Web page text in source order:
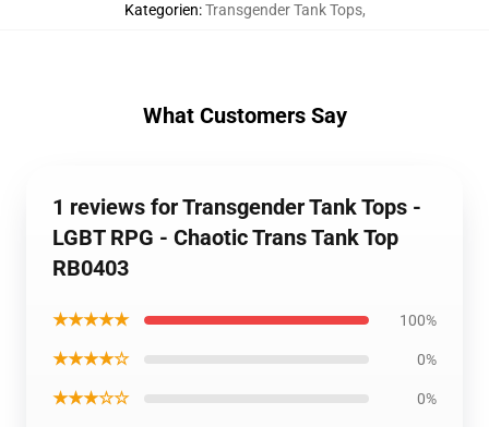
Kategorien:Transgender Tank Tops,
What Customers Say
1 reviews for Transgender Tank Tops -
LGBT RPG - Chaotic Trans Tank Top
RB0403
★★★★★ 100%
★★★★☆ 0%
★★★☆☆ 0%